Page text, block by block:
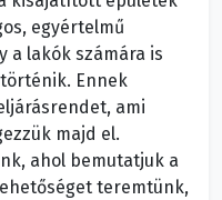
egyértelmű
a lakók számára is
Ennek
ami
majd el.
ahol bemutatjuk a
teremtünk,